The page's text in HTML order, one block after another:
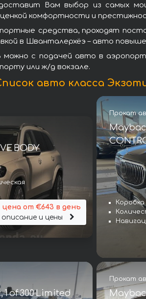
Вам выбор из самых
комфортности и
средства, проходят
в Шванталерхёэ – авто
с подачей авто в
или ж/д вокзале.
авто класса
BODY
цена от €643 в день
описание и цены
Прокат
of 300 Limited
Прокат